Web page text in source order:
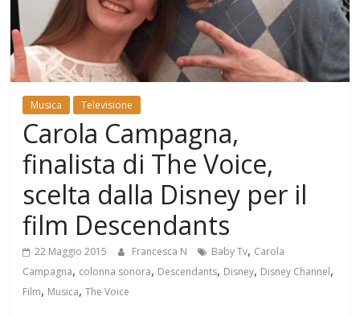
Mondo
Musica Televisione
Carola Campagna,
finalista di The Voice,
scelta dalla Disney per il
film Descendants
22 Maggio 2015 Francesca N Baby Tv, Carola
Campagna, colonna sonora, Descendants, Disney, Disney Channel,
Film, Musica,The Voice